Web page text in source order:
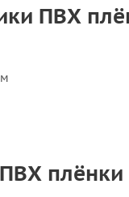
ПВХ
плёнки